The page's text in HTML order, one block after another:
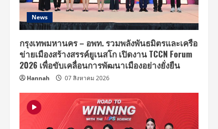
News
กรุงเทพมหานคร – อพท. รวมพลังพันธมิตรและเครือ
ข่ายเมืองสร้างสรรค์ยูเนสโก เปิดงาน TCCN Forum
2026 เพื่อขับเคลื่อนการพัฒนาเมืองอย่างยั่งยืน
Hannah 07 สิงหาคม 2026